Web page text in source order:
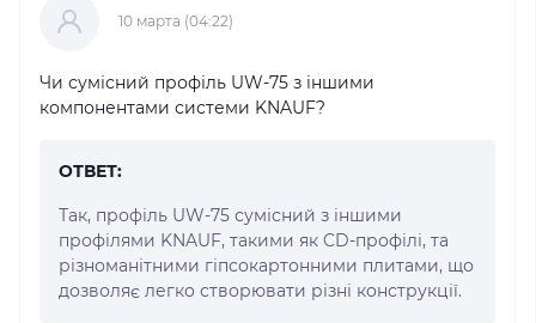
10 марта (04:22)
Чи сумісний профіль UW-75 з іншими
компонентами системи KNAUF?
ОТВЕТ:
Так, профіль UW-75 сумісний з іншими
профілями KNAUF, такими як CD-профілі, та
різноманітними гіпсокартонними плитами, що
дозволяє легко створювати різні конструкції.